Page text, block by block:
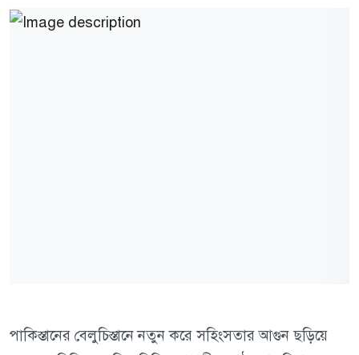
পাকিস্তানের বেলুচিস্তানে নতুন করে সহিংসতার আগুন ছড়িয়ে